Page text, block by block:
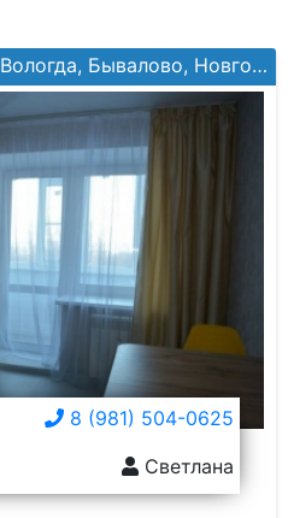
Вологда, Бывалово, Новгородская ул, №42к1
8 (981) 504-0625
Светлана